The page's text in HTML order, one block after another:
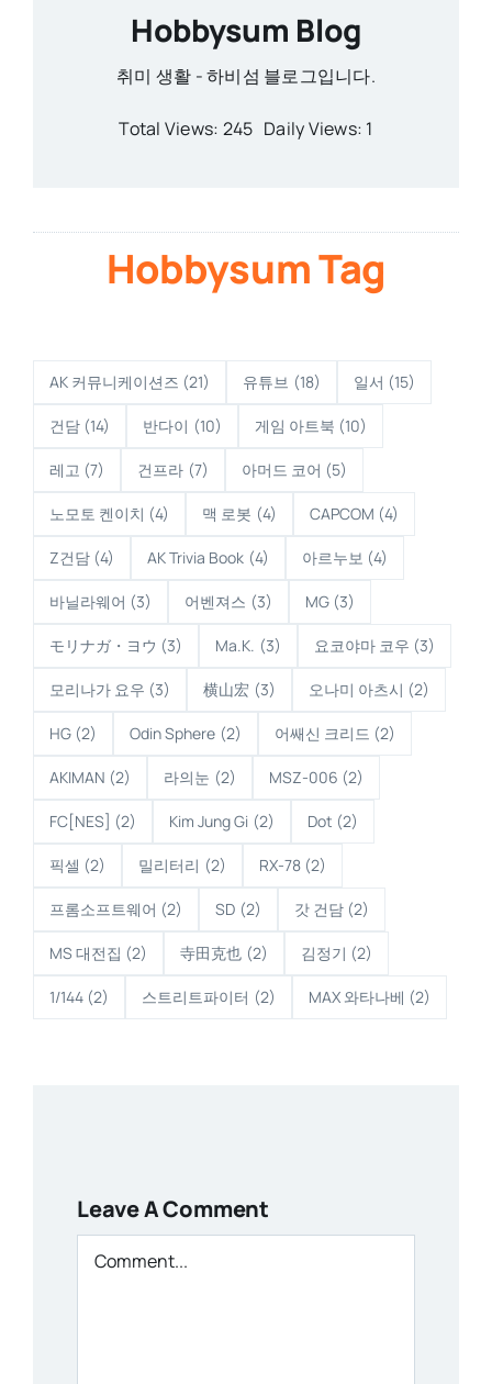
Hobbysum Blog
취미 생활 - 하비섬 블로그입니다.
Total Views: 245 Daily Views: 1
Hobbysum Tag
AK 커뮤니케이션즈 (21) 유튜브 (18) 일서 (15)
건담 (14) 반다이 (10) 게임 아트북 (10)
레고 (7) 건프라 (7) 아머드 코어 (5)
노모토 켄이치 (4) 맥 로봇 (4) CAPCOM (4)
Z건담 (4) AK Trivia Book (4) 아르누보 (4)
바닐라웨어 (3) 어벤져스 (3) MG (3)
モリナガ・ヨウ (3) Ma.K. (3) 요코야마 코우 (3)
모리나가 요우 (3) 横山宏 (3) 오나미 아츠시 (2)
HG (2) Odin Sphere (2) 어쌔신 크리드 (2)
AKIMAN (2) 라의눈 (2) MSZ-006 (2)
FC[NES] (2) Kim Jung Gi (2) Dot (2)
픽셀 (2) 밀리터리 (2) RX-78 (2)
프롬소프트웨어 (2) SD (2) 갓 건담 (2)
MS 대전집 (2) 寺田克也 (2) 김정기 (2)
1/144 (2) 스트리트파이터 (2) MAX 와타나베 (2)
Leave A Comment
Comment